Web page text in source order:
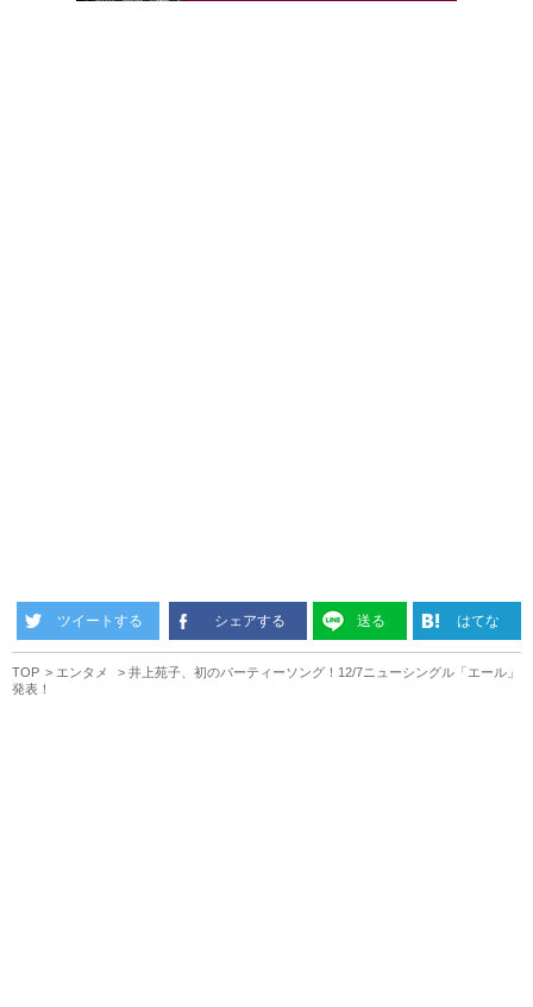
ツイートする シェアする 送る はてな
TOP エンタメ
井上苑子、初のパーティーソング！12/7ニューシングル「エール」
発表！